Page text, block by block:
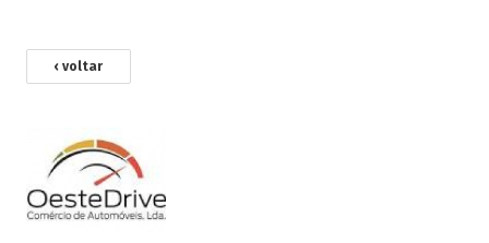
‹ voltar